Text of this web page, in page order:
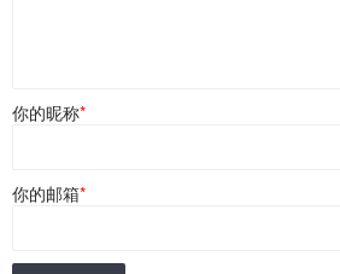
你的昵称*
你的邮箱*